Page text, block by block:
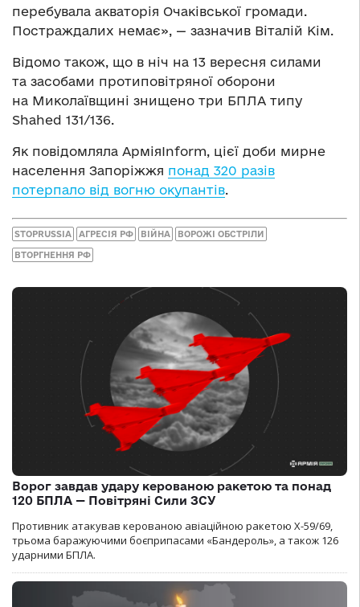
перебувала акваторія Очаківської громади.
Постраждалих немає», — зазначив Віталій Кім.
Відомо також, що в ніч на 13 вересня силами
та засобами протиповітряної оборони
на Миколаївщині знищено три БПЛА типу
Shahed 131/136.
Як повідомляла АрміяInform, цієї доби мирне
населення Запоріжжя понад 320 разів
потерпало від вогню окупантів.
STOPRUSSIA АГРЕСІЯ РФ ВІЙНА ВОРОЖІ ОБСТРІЛИ
ВТОРГНЕННЯ РФ
Ворог завдав удару керованою ракетою та понад
120 БПЛА — Повітряні Сили ЗСУ
Противник атакував керованою авіаційною ракетою Х-59/69,
трьома баражуючими боєприпасами «Бандероль», а також 126
ударними БПЛА.